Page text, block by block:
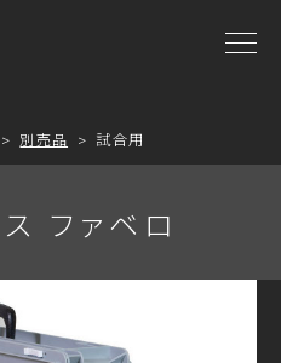
別売品 試合用
ファベロ